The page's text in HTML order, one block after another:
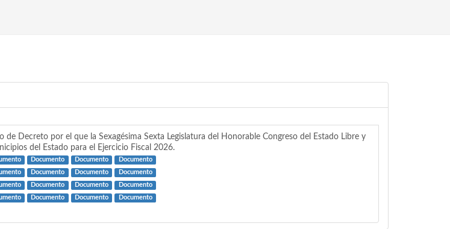
Decreto por el que la Sexagésima Sexta Legislatura del Honorable Congreso del Estado Libre y
del Estado para el Ejercicio Fiscal 2026.
Documento Documento Documento
Documento Documento Documento
Documento Documento Documento
Documento Documento Documento